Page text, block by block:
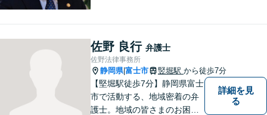
佐野 良行 弁護士
佐野法律事務所
静岡県|富士市 竪堀駅 から徒歩7分
【堅堀駅徒歩7分】静岡県富士
市で活動する、地域密着の弁
護士。地域の皆さまのお困り
詳細を見
る